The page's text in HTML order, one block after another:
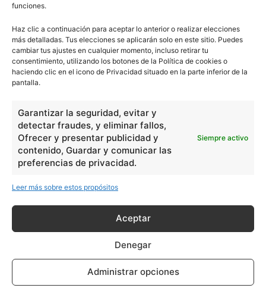
funciones.
Haz clic a continuación para aceptar lo anterior o realizar elecciones
más detalladas. Tus elecciones se aplicarán solo en este sitio. Puedes
cambiar tus ajustes en cualquier momento, incluso retirar tu
consentimiento, utilizando los botones de la Política de cookies o
haciendo clic en el icono de Privacidad situado en la parte inferior de la
pantalla.
Garantizar la seguridad, evitar y
detectar fraudes, y eliminar fallos,
Ofrecer y presentar publicidad y
contenido, Guardar y comunicar las
preferencias de privacidad.
Siempre activo
Leer más sobre estos propósitos
Aceptar
Denegar
Administrar opciones